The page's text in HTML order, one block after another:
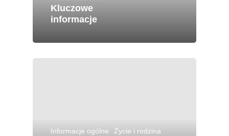
Kluczowe
informacje
Informacje ogólne Życie i rodzina